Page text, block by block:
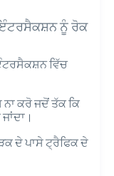
ਨੂੰ ਰੋਕ
ਵਿੱਚ
ਕਰੋ ਜਦੋਂ ਤੱਕ ਕਿ
ਦੇ ਪਾਸੇ ਟ੍ਰੈਫਿਕ ਦੇ